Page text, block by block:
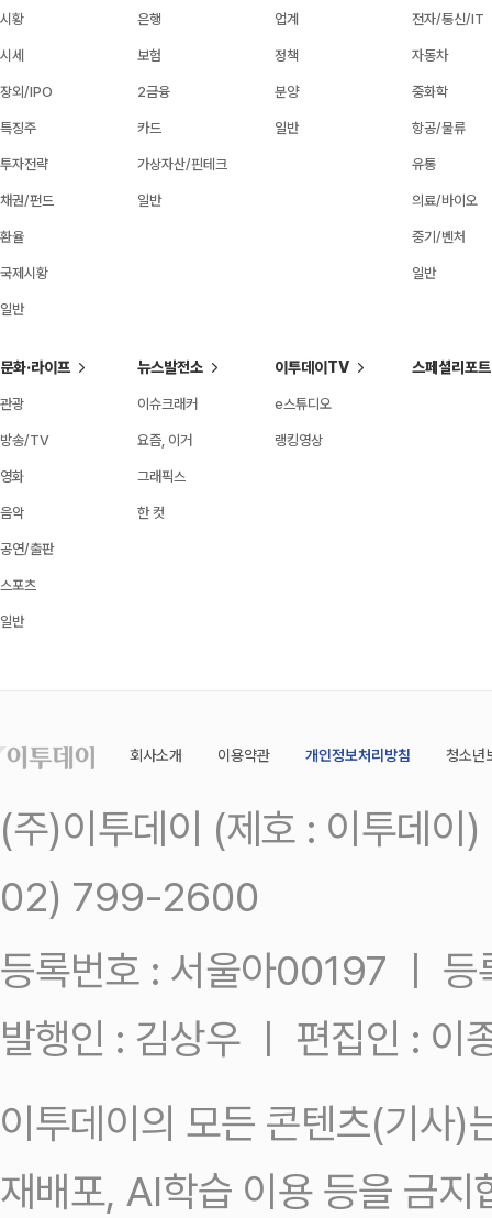
시황
시세
장외/IPO
특징주
투자전략
채권/펀드
환율
국제시황
일반
은행
보험
2금융
카드
가상자산/핀테크
일반
업계
정책
분양
일반
전자/통신/IT
자동차
중화학
항공/물류
유통
의료/바이오
중기/벤처
일반
문화·라이프
관광
방송/TV
영화
음악
공연/출판
스포츠
일반
뉴스발전소
이슈크래커
요즘, 이거
그래픽스
한 컷
이투데이TV
e스튜디오
랭킹영상
스페셜리포트
회사소개 이용약관 개인정보처리방침 청소년
(주)이투데이 (제호 : 이투데
02) 799-2600
등록번호 : 서울아00197 ㅣ
발행인 : 김상우 ㅣ 편집인 : 이
이투데이의 모든 콘텐츠(기사)
재배포, AI학습 이용 등을 금지